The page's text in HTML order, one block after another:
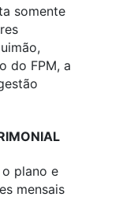
somente
do FPM, a
plano e
mensais